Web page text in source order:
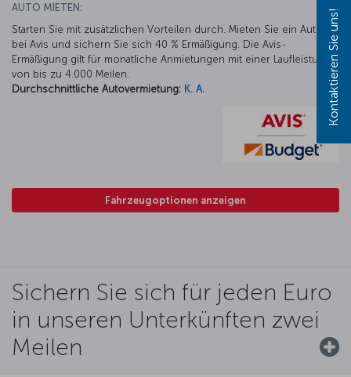
AUTO MIETEN:
Starten Sie mit zusätzlichen Vorteilen durch. Mieten Sie ein Auto
bei Avis und sichern Sie sich 40 % Ermäßigung. Die Avis-
Ermäßigung gilt für monatliche Anmietungen mit einer Laufleistung
von bis zu 4.000 Meilen.
Durchschnittliche Autovermietung: K. A.
Fahrzeugoptionen anzeigen
Sichern Sie sich für jeden Euro
in unseren Unterkünften zwei
Meilen
Kontaktieren Sie uns!